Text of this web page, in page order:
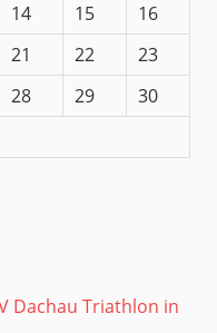
14 15
16
21 22
23
28 29
30
Dachau Triathlon in